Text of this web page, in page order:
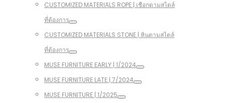
CUSTOMIZED MATERIALS ROPE | เชือกตามสไตล์
ที่ต้องการ
CUSTOMIZED MATERIALS STONE | หินตามสไตล์
ที่ต้องการ
MUSE FURNITURE EARLY | 1/2024
MUSE FURNITURE LATE | 7/2024
MUSE FURNITURE | 1/2025